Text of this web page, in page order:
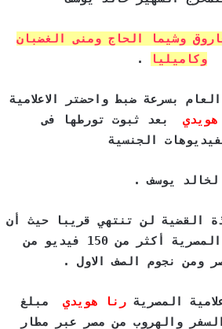
وشيما الحاج ومنى الغضبان
وكاميليا
.
بسرعة ضبط واحضتر الاعلامية
بعد ثبوت تورطها فى
الجنسية
لخالد يوسف .
القضية لن تنتهي قريبا حيث أن
بحوزه النيابة المصرية أكثر من 150 فيديو من
ومن نجوم الصف الاول .
المصريةرنا هويدي مبلغ
والهروب من مصر عبر مطار